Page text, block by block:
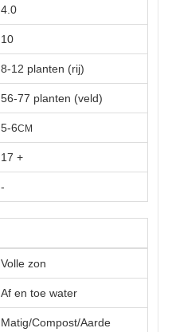
4.0
10
8-12 planten (rij)
56-77 planten (veld)
5-6CM
17 +
-
Volle zon
Af en toe water
Matig/Compost/Aarde